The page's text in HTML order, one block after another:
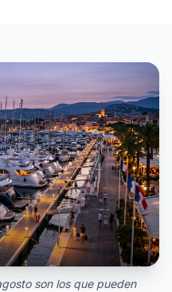
son los que pueden